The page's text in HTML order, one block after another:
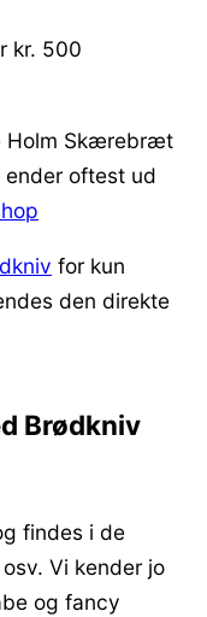
kr. 500
Holm Skærebræt
oftest ud
for kun
den direkte
Brødkniv
findes i de
Vi kender jo
og fancy